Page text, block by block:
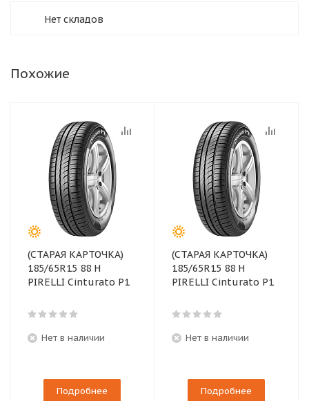
Нет складов
Похожие
(СТАРАЯ КАРТОЧКА)
185/65R15 88 H
PIRELLI Cinturato P1
Нет в наличии
Подробнее
(СТАРАЯ КАРТОЧКА)
185/65R15 88 H
PIRELLI Cinturato P1
Нет в наличии
Подробнее